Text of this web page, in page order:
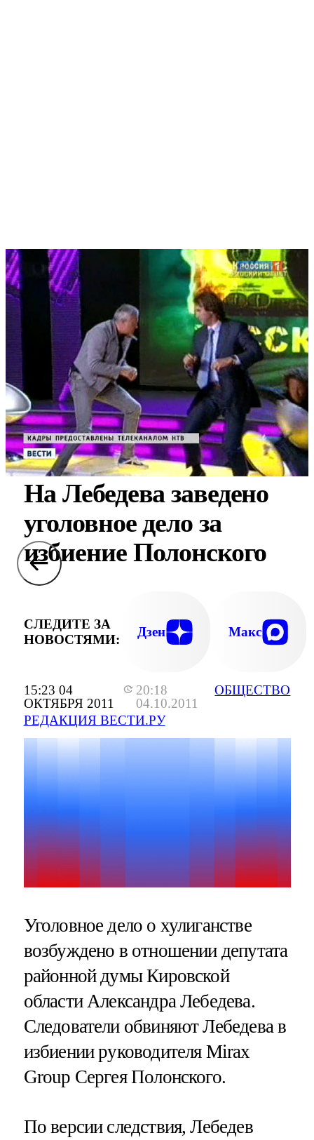
15:23 04
ОКТЯБРЯ 2011
20:18
04.10.2011
РЕДАКЦИЯ ВЕСТИ.РУ
ОБЩЕСТВО
На Лебедева заведено
уголовное дело за
избиение Полонского
СЛЕДИТЕ ЗА
НОВОСТЯМИ:
Дзен Макс
Уголовное дело о хулиганстве
возбуждено в отношении депутата
районной думы Кировской
области Александра Лебедева.
Следователи обвиняют Лебедева в
избиении руководителя Mirax
Group Сергея Полонского.
По версии следствия, Лебедев